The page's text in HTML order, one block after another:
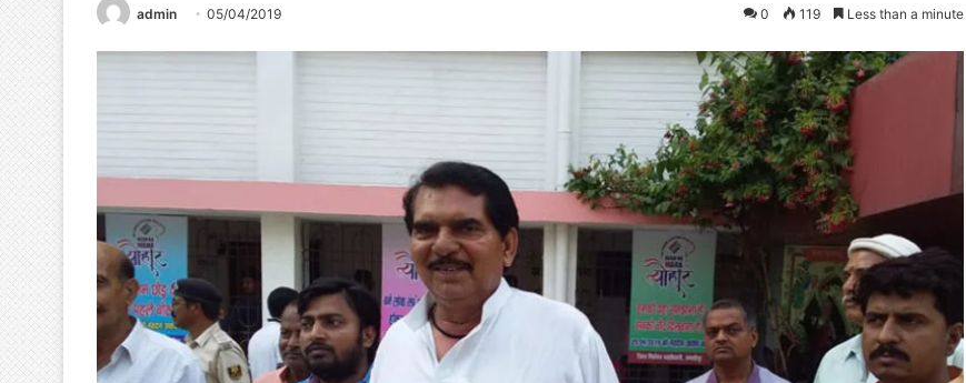
admin 05/04/2019 0 119 Less than a minute